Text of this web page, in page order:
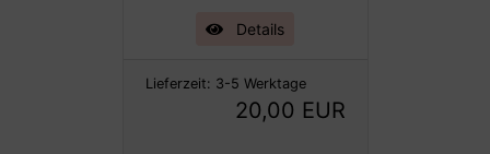
Details
Lieferzeit: 3-5 Werktage
20,00 EUR